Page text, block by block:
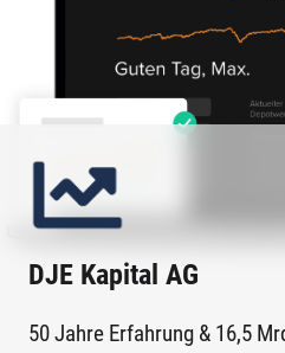
DJE Kapital AG
50 Jahre Erfahrung & 16,5